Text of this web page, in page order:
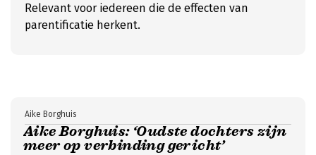
Relevant voor iedereen die de effecten van
parentificatie herkent.
Aike Borghuis: ‘Oudste dochters zijn
meer op verbinding gericht’
Aike Borghuis